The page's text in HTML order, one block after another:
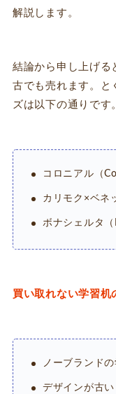
解説します。
結論から申し上げる
古でも売れます。と
ズは以下の通りです
コロニアル（
カリモク×ベネ
ボナシェルタ（
買い取れない学習机
ノーブランド
デザインが古い